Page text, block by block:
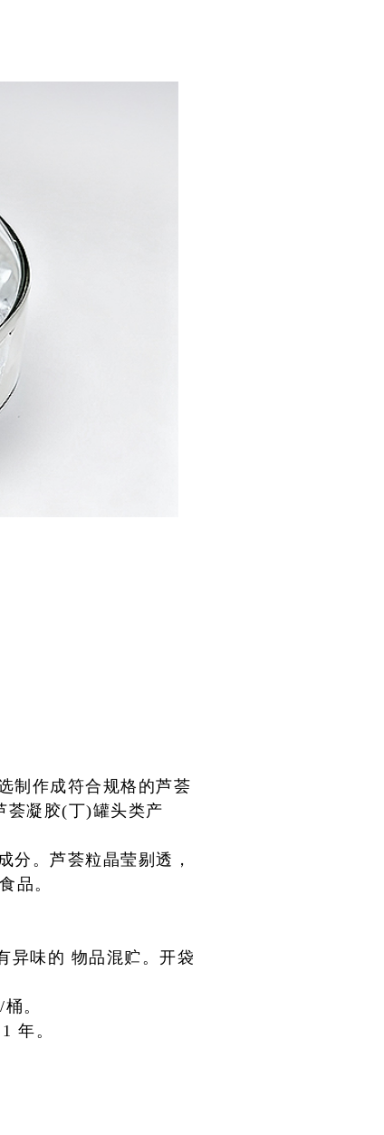
制作成符合规格的芦荟
荟凝胶(丁)罐头类产
分。 芦荟粒晶莹剔透，
品。
异味的 物品混贮。开袋
。
年。